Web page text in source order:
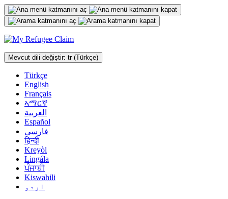
İçeriğe
geç
Mevcut dili değiştir: tr (Türkçe)
Türkçe
English
Français
ኣማርኛ
العربية
Español
فارسی
हिन्दी
Kreyòl
Lingála
ਪੰਜਾਬੀ
Kiswahili
اردو